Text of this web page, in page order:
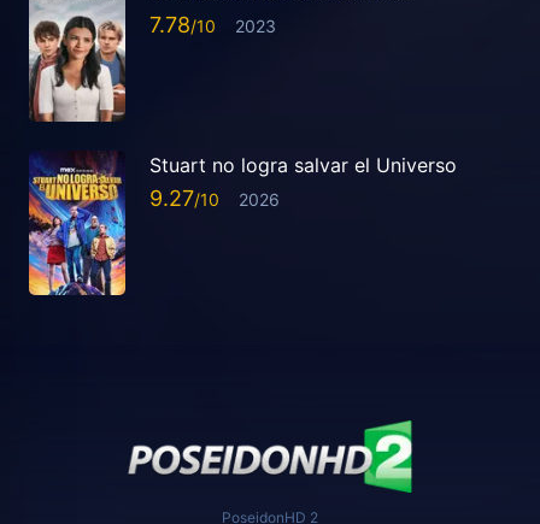
7.78 2023
Stuart no logra salvar el Universo
9.27 2026
PoseidonHD 2